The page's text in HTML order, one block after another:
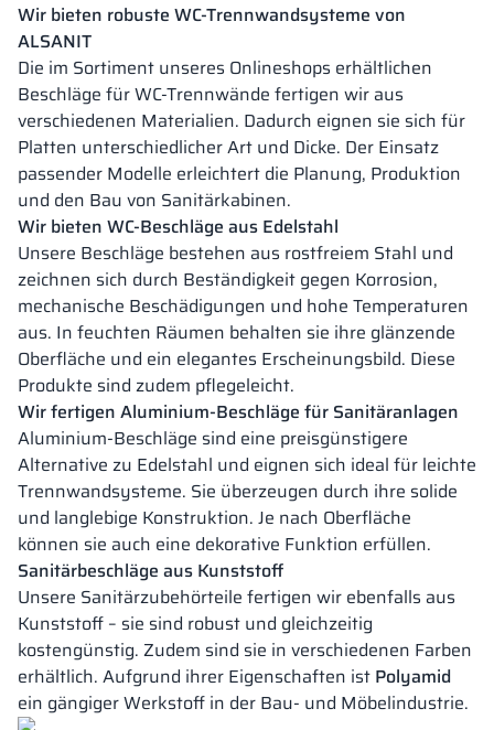
Wir bieten robuste WC-Trennwandsysteme von
ALSANIT
Die im Sortiment unseres Onlineshops erhältlichen
Beschläge für WC-Trennwände fertigen wir aus
verschiedenen Materialien. Dadurch eignen sie sich für
Platten unterschiedlicher Art und Dicke. Der Einsatz
passender Modelle erleichtert die Planung, Produktion
und den Bau von Sanitärkabinen.
Wir bieten WC-Beschläge aus Edelstahl
Unsere Beschläge bestehen aus rostfreiem Stahl und
zeichnen sich durch Beständigkeit gegen Korrosion,
mechanische Beschädigungen und hohe Temperaturen
aus. In feuchten Räumen behalten sie ihre glänzende
Oberfläche und ein elegantes Erscheinungsbild. Diese
Produkte sind zudem pflegeleicht.
Wir fertigen Aluminium-Beschläge für Sanitäranlagen
Aluminium-Beschläge sind eine preisgünstigere
Alternative zu Edelstahl und eignen sich ideal für leichte
Trennwandsysteme. Sie überzeugen durch ihre solide
und langlebige Konstruktion. Je nach Oberfläche
können sie auch eine dekorative Funktion erfüllen.
Sanitärbeschläge aus Kunststoff
Unsere Sanitärzubehörteile fertigen wir ebenfalls aus
Kunststoff – sie sind robust und gleichzeitig
kostengünstig. Zudem sind sie in verschiedenen Farben
erhältlich. Aufgrund ihrer Eigenschaften ist Polyamid
ein gängiger Werkstoff in der Bau- und Möbelindustrie.